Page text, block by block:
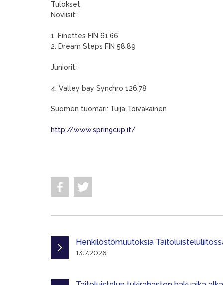
Tulokset
Noviisit:
1. Finettes FIN 61,66
2. Dream Steps FIN 58,89
Juniorit:
4. Valley bay Synchro 126,78
Suomen tuomari: Tuija Toivakainen
http://www.springcup.it/
Henkilöstömuutoksia
13.7.2026